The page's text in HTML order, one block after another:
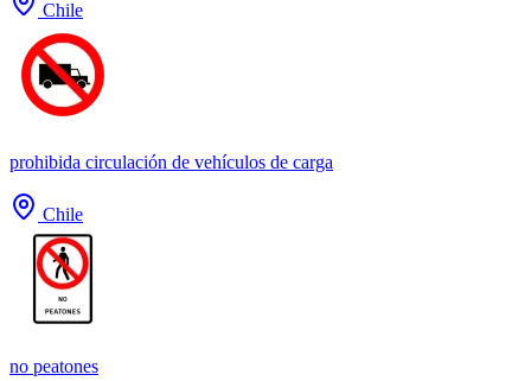
Chile
prohibida circulación de vehículos de carga
Chile
no peatones